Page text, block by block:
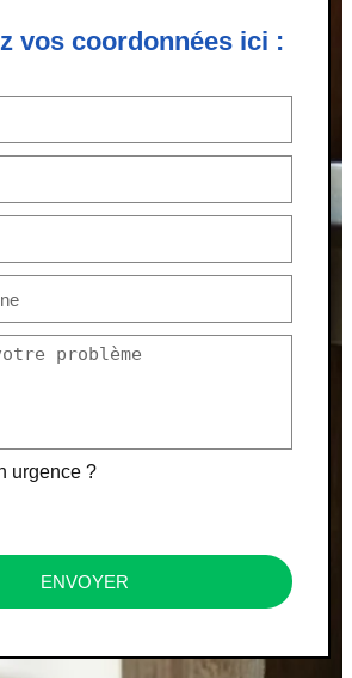
vos coordonnées ici :
urgence ?
ENVOYER